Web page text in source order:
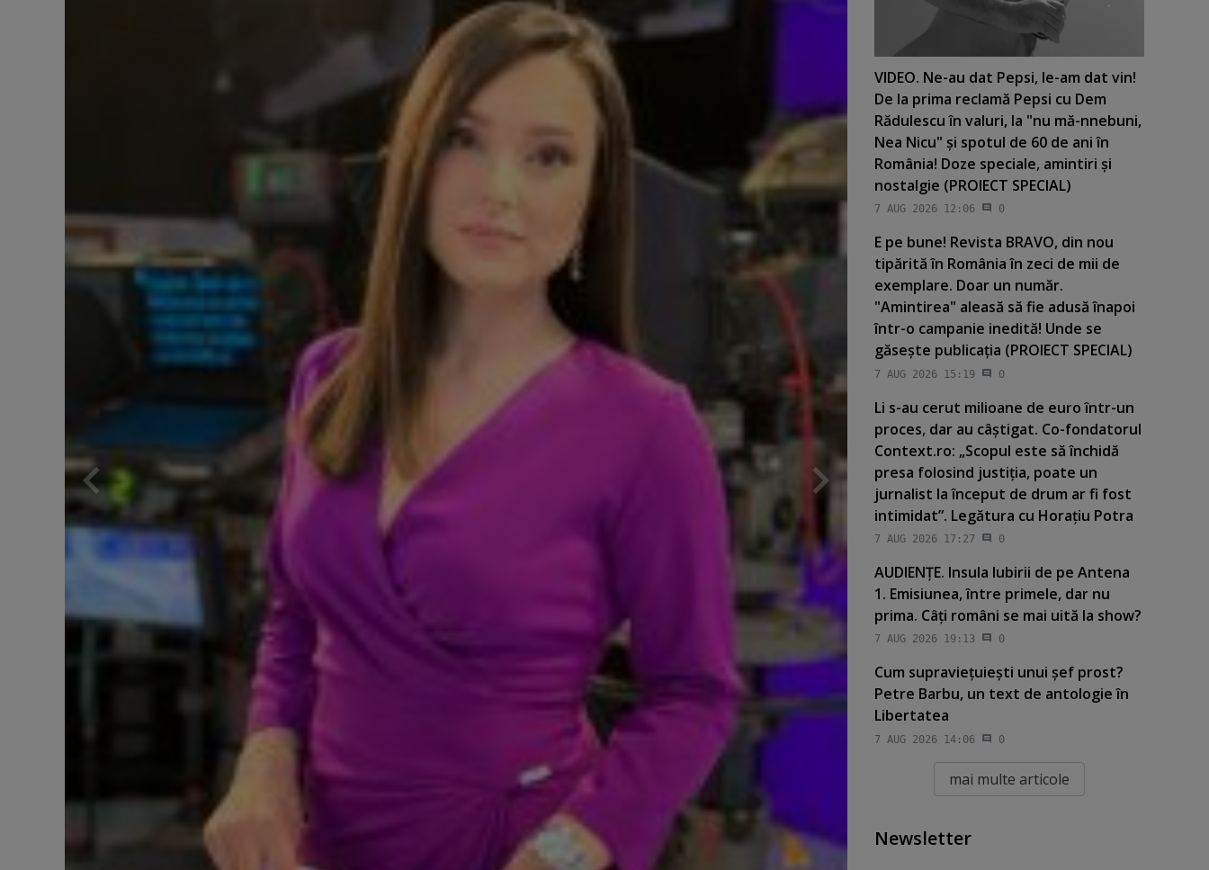
VIDEO. Ne-au dat Pepsi, le-am dat vin!
De la prima reclamă Pepsi cu Dem
Rădulescu în valuri, la "nu mă-nnebuni,
Nea Nicu" şi spotul de 60 de ani în
România! Doze speciale, amintiri şi
nostalgie (PROIECT SPECIAL)
7 AUG 2026 12:06 0
E pe bune! Revista BRAVO, din nou
tipărită în România în zeci de mii de
exemplare. Doar un număr.
"Amintirea" aleasă să fie adusă înapoi
într-o campanie inedită! Unde se
găseşte publicaţia (PROIECT SPECIAL)
7 AUG 2026 15:19 0
Li s-au cerut milioane de euro într-un
proces, dar au câştigat. Co-fondatorul
Context.ro: „Scopul este să închidă
presa folosind justiţia, poate un
jurnalist la început de drum ar fi fost
intimidat”. Legătura cu Horaţiu Potra
7 AUG 2026 17:27 0
AUDIENŢE. Insula Iubirii de pe Antena
1. Emisiunea, între primele, dar nu
prima. Câţi români se mai uită la show?
7 AUG 2026 19:13 0
Cum supravieţuieşti unui şef prost?
Petre Barbu, un text de antologie în
Libertatea
7 AUG 2026 14:06 0
mai multe articole
Newsletter